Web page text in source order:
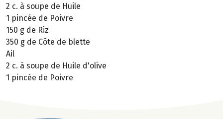
2 c. à soupe de Huile
1 pincée de Poivre
150 g de Riz
350 g de Côte de blette
Ail
2 c. à soupe de Huile d'olive
1 pincée de Poivre